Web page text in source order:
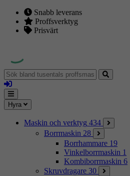
Snabb leverans
Proffsverktyg
Prisvärt
Sök
bland
tusentals
proffsmaskiner
Logga
in
Mina
sidor
Meny
Hyra
Maskin och verktyg 434
Borrmaskin 28
Borrhammare 19
Vinkelborrmaskin 1
Kombiborrmaskin 6
Skruvdragare 30